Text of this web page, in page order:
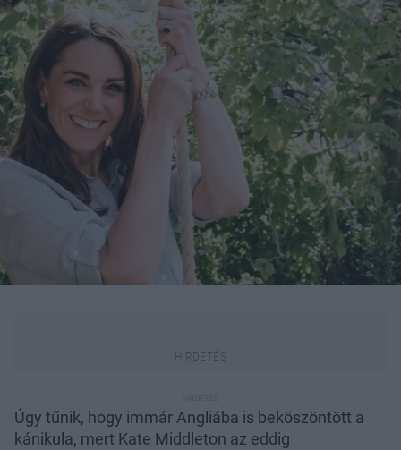
Úgy tűnik, hogy immár Angliába is beköszöntött a
kánikula, mert Kate Middleton az eddig